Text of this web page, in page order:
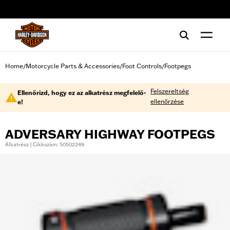
Home/Motorcycle Parts & Accessories/Foot Controls/Footpegs
Ellenőrizd, hogy ez az alkatrész megfelelő-
e!
Felszereltség
ellenőrzése
ADVERSARY HIGHWAY FOOTPEGS
Alkatrész | Cikkszám: 50502249